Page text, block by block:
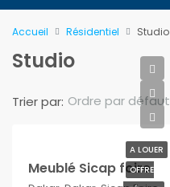
Accueil Résidentiel Studio
Studio
Trier par: Ordre par défaut
A LOUER
OFFRE
Meublé Sicap foire